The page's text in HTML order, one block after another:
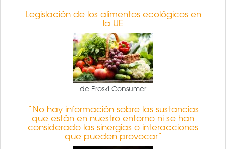
Legislación de los alimentos ecológicos en
la UE
de Eroski Consumer
“No hay información sobre las sustancias
que están en nuestro entorno ni se han
considerado las sinergias o interacciones
que pueden provocar”